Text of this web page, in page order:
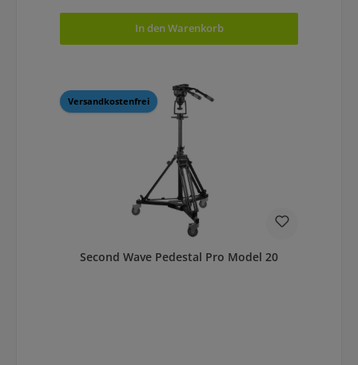
In den Warenkorb
Versandkostenfrei
Second Wave Pedestal Pro Model 20